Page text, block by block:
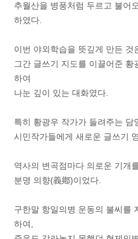
추월산을 병풍처럼 두르고 불어
하였다.
이번 야외학습을 뜻깊게 만든 것
그간 글쓰기 지도를 이끌어준
하여
나눈 깊이 있는 대화였다.
특히 황광우 작가가 들려주는 담
시민작가들에게 새로운 글쓰기
역사의 변곡점마다 의로운 기개
분명 의향(義鄕)이었다.
구한말 항일의병 운동의 불씨를
하여,